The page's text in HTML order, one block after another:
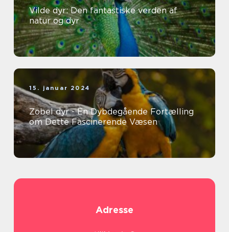
Vilde dyr: Den fantastiske verden af
natur og dyr
15. januar 2024
Zobel dyr - En Dybdegående Fortælling
om Dette Fascinerende Væsen
Adresse